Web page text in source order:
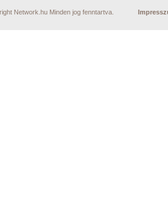
Network.hu Minden jog fenntartva.